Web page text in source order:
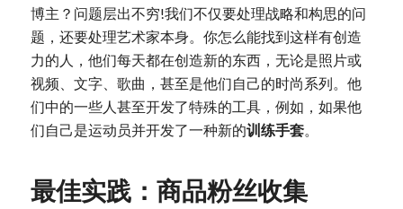
博主？问题层出不穷!我们不仅要处理战略和构思的问
题，还要处理艺术家本身。你怎么能找到这样有创造
力的人，他们每天都在创造新的东西，无论是照片或
视频、文字、歌曲，甚至是他们自己的时尚系列。他
们中的一些人甚至开发了特殊的工具，例如，如果他
们自己是运动员并开发了一种新的训练手套。
最佳实践：商品粉丝收集